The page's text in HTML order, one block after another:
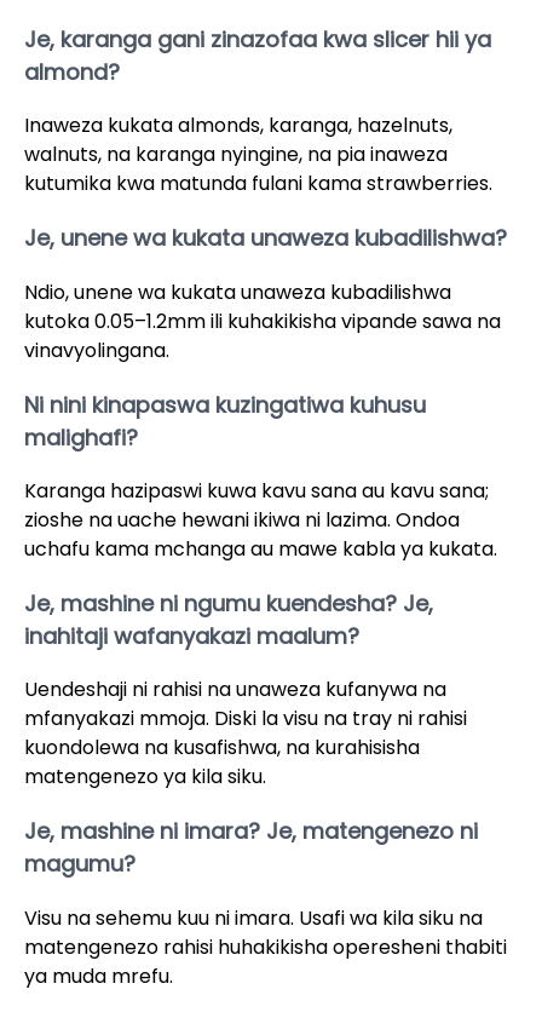
Je, karanga gani zinazofaa kwa slicer hii ya
almond?
Inaweza kukata almonds, karanga, hazelnuts,
walnuts, na karanga nyingine, na pia inaweza
kutumika kwa matunda fulani kama strawberries.
Je, unene wa kukata unaweza kubadilishwa?
Ndio, unene wa kukata unaweza kubadilishwa
kutoka 0.05–1.2mm ili kuhakikisha vipande sawa na
vinavyolingana.
Ni nini kinapaswa kuzingatiwa kuhusu
malighafi?
Karanga hazipaswi kuwa kavu sana au kavu sana;
zioshe na uache hewani ikiwa ni lazima. Ondoa
uchafu kama mchanga au mawe kabla ya kukata.
Je, mashine ni ngumu kuendesha? Je,
inahitaji wafanyakazi maalum?
Uendeshaji ni rahisi na unaweza kufanywa na
mfanyakazi mmoja. Diski la visu na tray ni rahisi
kuondolewa na kusafishwa, na kurahisisha
matengenezo ya kila siku.
Je, mashine ni imara? Je, matengenezo ni
magumu?
Visu na sehemu kuu ni imara. Usafi wa kila siku na
matengenezo rahisi huhakikisha operesheni thabiti
ya muda mrefu.